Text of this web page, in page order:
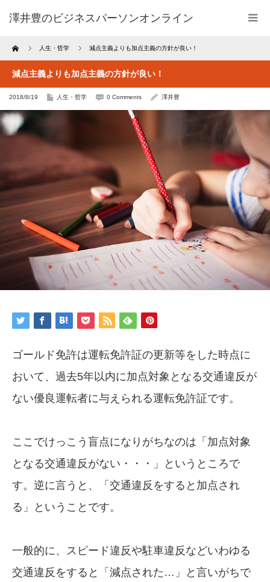
澤井豊のビジネスパーソンオンライン
Home 人生・哲学 減点主義よりも加点主義の方針が良い！
減点主義よりも加点主義の方針が良い！
2018/8/19 人生・哲学 0 Comments 澤井豊
ゴールド免許は運転免許証の更新等をした時点に
おいて、過去5年以内に加点対象となる交通違反が
ない優良運転者に与えられる運転免許証です。
ここでけっこう盲点になりがちなのは「加点対象
となる交通違反がない・・・」というところで
す。逆に言うと、「交通違反をすると加点され
る」ということです。
一般的に、スピード違反や駐車違反などいわゆる
交通違反をすると「減点された…」と言いがちで